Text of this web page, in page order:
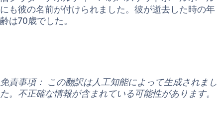
にも彼の名前が付けられました。彼が逝去した時の年
齢は70歳でした。
免責事項： この翻訳は人工知能によって生成されまし
た。不正確な情報が含まれている可能性があります。